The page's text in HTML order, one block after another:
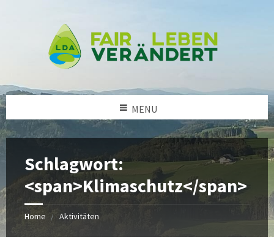
MENU
Schlagwort:
<span>Klimaschutz</span>
Home Aktivitäten